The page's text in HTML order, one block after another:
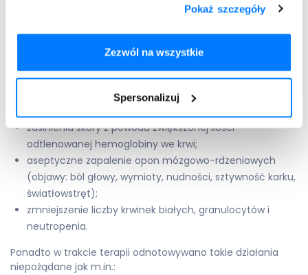
Pokaż szczegóły
Zezwól na wszystkie
Spersonalizuj
wstrząs anafilaktyczny (objawy: omdlenia, splątanie,
ilość moczu, osłabienie, przyspieszony oddech);
krwawienia z nosa i innych krwotoków,
(anemia);
zmniejszenie liczby płytek krwi i częste pojawianie się
zasinienia skóry z powodu zwiększonej ilości
odtlenowanej hemoglobiny we krwi;
aseptyczne zapalenie opon mózgowo-rdzeniowych
(objawy: ból głowy, wymioty, nudności, sztywność karku,
światłowstręt);
zmniejszenie liczby krwinek białych, granulocytów i
neutropenia.
Ponadto w trakcie terapii odnotowywano takie działania
niepożądane jak m.in.: